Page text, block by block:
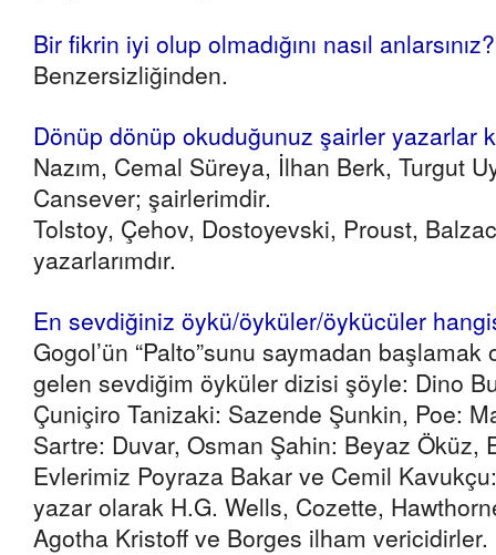
Bir fikrin iyi olup olmadığını nasıl anlarsınız?
Benzersizliğinden.
Dönüp dönüp okuduğunuz şairler yazarlar
Nazım, Cemal Süreya, İlhan Berk, Turgut
Cansever; şairlerimdir.
Tolstoy, Çehov, Dostoyevski, Proust,
yazarlarımdır.
En sevdiğiniz öykü/öyküler/öykücüler
Gogol’ün “Palto”sunu saymadan başlamak
gelen sevdiğim öyküler dizisi şöyle: Dino
Çuniçiro Tanizaki: Sazende Şunkin, Poe:
Sartre: Duvar, Osman Şahin: Beyaz Öküz,
Evlerimiz Poyraza Bakar ve Cemil
yazar olarak H.G. Wells, Cozette,
Agotha Kristoff ve Borges ilham vericidirler.